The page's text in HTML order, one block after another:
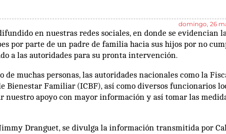
domingo, 26
en nuestras redes sociales, en donde se evidencian
por parte de un padre de familia hacia sus hijos por no
a las autoridades para su pronta intervención.
de muchas personas, las autoridades nacionales como la
Bienestar Familiar (ICBF), así como diversos funcionarios
nuestro apoyo con mayor información y así tomar las
Dranguet, se divulga la información transmitida por